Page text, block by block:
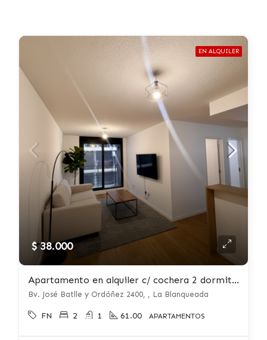
EN ALQUILER
$ 38.000
Apartamento en alquiler c/ cochera 2 dormitorios La Blanqueada
Bv. José Batlle y Ordóñez 2400, , La Blanqueada
FN 2 1 61.00 APARTAMENTOS